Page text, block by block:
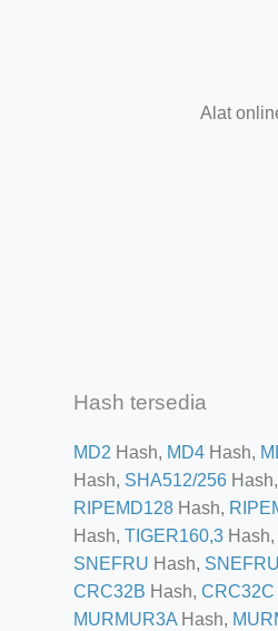
Alat
Hash tersedia
MD2 Hash, MD4 Hash,
Hash, SHA512/256 Hash,
RIPEMD128 Hash,
Hash, TIGER160,3 Hash,
SNEFRU Hash,
CRC32B Hash, CRC32C
MURMUR3A Hash,